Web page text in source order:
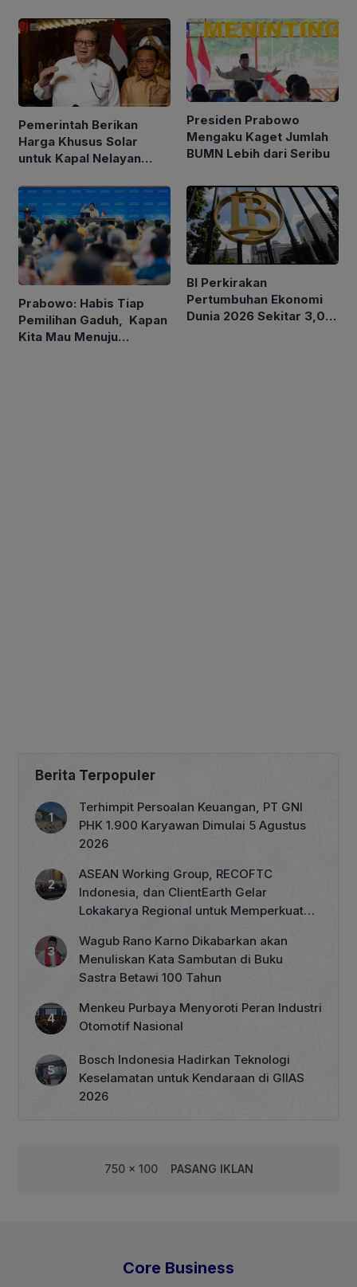
Pembentukan URI
Pemerintah Berikan
Harga Khusus Solar
untuk Kapal Nelayan
GT
Presiden Prabowo
Mengaku Kaget Jumlah
BUMN Lebih dari Seribu
Prabowo: Habis Tiap
Pemilihan Gaduh, Kapan
Kita Mau Menuju
BI Perkirakan
Pertumbuhan Ekonomi
Dunia 2026 Sekitar 3,0
Berita Terpopuler
Terhimpit Persoalan Keuangan, PT GNI
PHK 1.900 Karyawan Dimulai 5 Agustus
2026
ASEAN Working Group, RECOFTC
Indonesia, dan ClientEarth Gelar
Lokakarya Regional untuk Memperkuat
Wagub Rano Karno Dikabarkan akan
Menuliskan Kata Sambutan di Buku
Sastra Betawi 100 Tahun
Menkeu Purbaya Menyoroti Peran Industri
Otomotif Nasional
Bosch Indonesia Hadirkan Teknologi
Keselamatan untuk Kendaraan di GIIAS
2026
750 x 100 PASANG IKLAN
Core Business